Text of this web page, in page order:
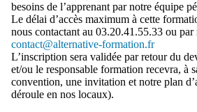
besoins de l’apprenant par notre équipe
Le délai d’accès maximum à cette
nous contactant au 03.20.41.55.33 ou par
contact@alternative-formation.fr
L’inscription sera validée par retour du
et/ou le responsable formation recevra, à
convention, une invitation et notre plan
déroule en nos locaux).